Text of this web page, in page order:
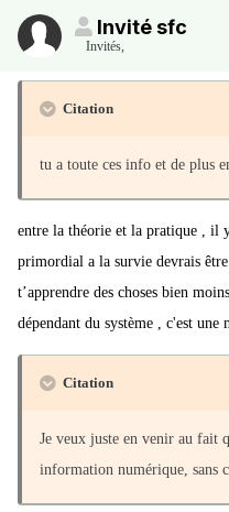
Invité sfc
Invités,
Citation
tu a toute ces info et de plus
entre la théorie et la pratique , il
primordial a la survie devrais
t’apprendre des choses bien
dépendant du système , c'est une
Citation
Je veux juste en venir au fait
information numérique, sans